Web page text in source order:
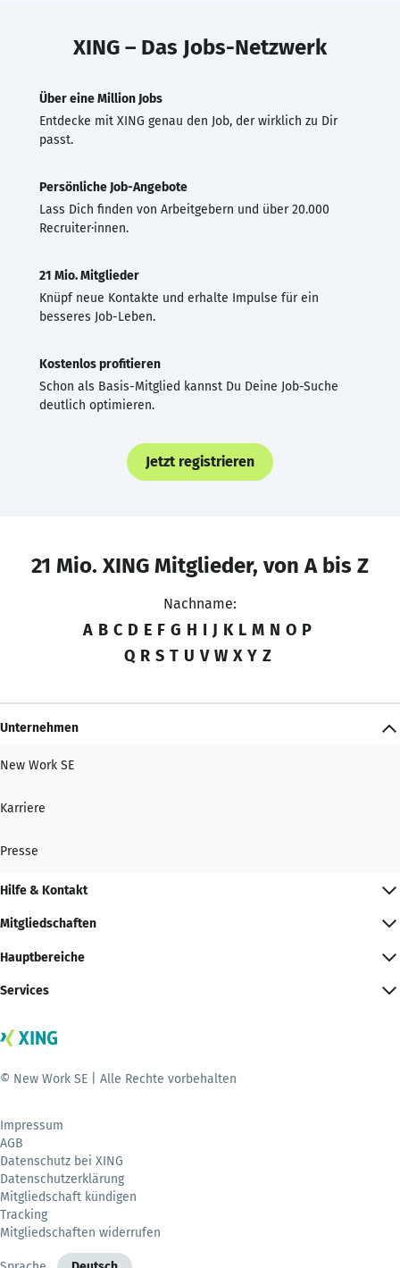
XING – Das Jobs-Netzwerk
Über eine Million Jobs
Entdecke mit XING genau den Job, der wirklich zu Dir
passt.
Persönliche Job-Angebote
Lass Dich finden von Arbeitgebern und über 20.000
Recruiter·innen.
21 Mio. Mitglieder
Knüpf neue Kontakte und erhalte Impulse für ein
besseres Job-Leben.
Kostenlos profitieren
Schon als Basis-Mitglied kannst Du Deine Job-Suche
deutlich optimieren.
Jetzt registrieren
21 Mio. XING Mitglieder, von A bis Z
Nachname:
A B C D E F G H I J K L M N O P
Q R S T U V W X Y Z
Unternehmen
New Work SE
Karriere
Presse
Hilfe & Kontakt
Mitgliedschaften
Hauptbereiche
Services
© New Work SE | Alle Rechte vorbehalten
Impressum
AGB
Datenschutz bei XING
Datenschutzerklärung
Mitgliedschaft kündigen
Tracking
Mitgliedschaften widerrufen